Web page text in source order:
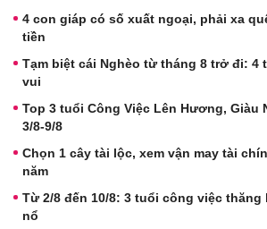
4 con giáp có số xuất ngoại, phải xa
tiền
Tạm biệt cái Nghèo từ tháng 8 trở đi: 4
vui
Top 3 tuổi Công Việc Lên Hương, Giàu
3/8-9/8
Chọn 1 cây tài lộc, xem vận may tài
năm
Từ 2/8 đến 10/8: 3 tuổi công việc thăng
nổ